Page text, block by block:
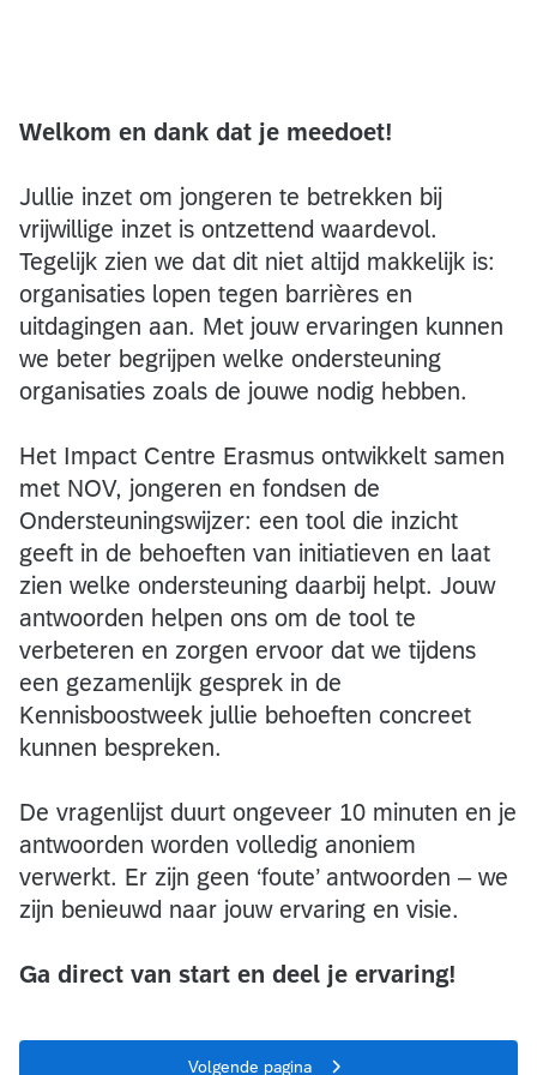
Welkom en dank dat je meedoet!
Jullie inzet om jongeren te betrekken bij
vrijwillige inzet is ontzettend waardevol.
Tegelijk zien we dat dit niet altijd makkelijk is:
organisaties lopen tegen barrières en
uitdagingen aan. Met jouw ervaringen kunnen
we beter begrijpen welke ondersteuning
organisaties zoals de jouwe nodig hebben.
Het Impact Centre Erasmus ontwikkelt samen
met NOV, jongeren en fondsen de
Ondersteuningswijzer: een tool die inzicht
geeft in de behoeften van initiatieven en laat
zien welke ondersteuning daarbij helpt. Jouw
antwoorden helpen ons om de tool te
verbeteren en zorgen ervoor dat we tijdens
een gezamenlijk gesprek in de
Kennisboostweek jullie behoeften concreet
kunnen bespreken.
De vragenlijst duurt ongeveer 10 minuten en je
antwoorden worden volledig anoniem
verwerkt. Er zijn geen ‘foute’ antwoorden – we
zijn benieuwd naar jouw ervaring en visie.
Ga direct van start en deel je ervaring!
Volgende pagina